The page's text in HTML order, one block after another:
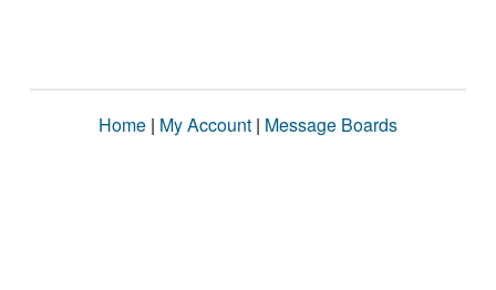
Home | My Account | Message Boards